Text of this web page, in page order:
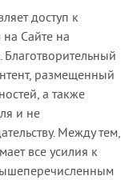
доступ к
Сайте на
Благотворительный
размещенный
а также
и не
Между тем,
все усилия к